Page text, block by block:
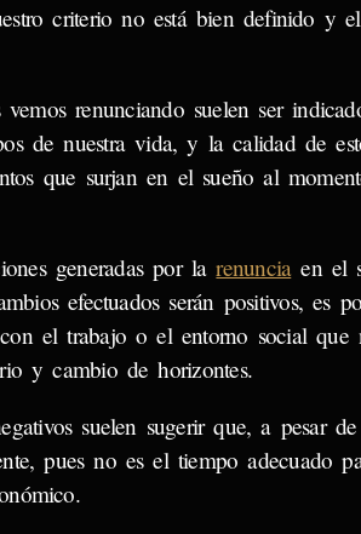
criterio no está bien definido y
renunciando suelen ser
de nuestra vida, y la calidad de
que surjan en el sueño al
generadas por larenunciaen el
efectuados serán positivos, es
el trabajo o el entorno social que
y cambio de horizontes.
suelen sugerir que, a pesar
pues no es el tiempo adecuado